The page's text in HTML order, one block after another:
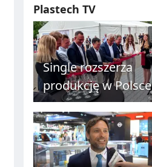
Plastech TV
Single rozszerza
produkcję w Polsce